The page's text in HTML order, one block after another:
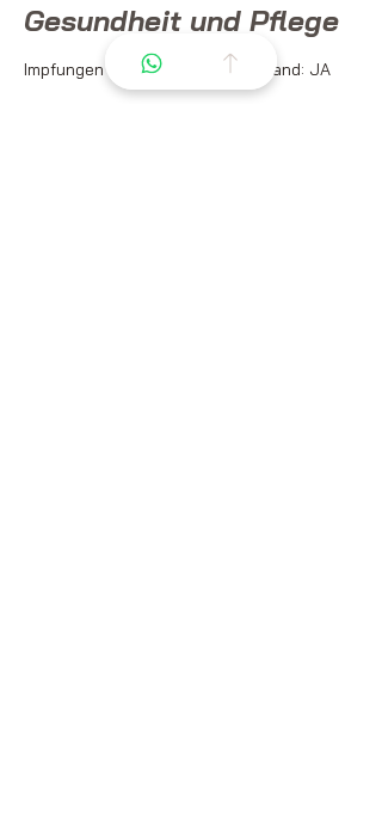
Gesundheit und Pflege
Impfungen auf dem neuesten Stand: JA